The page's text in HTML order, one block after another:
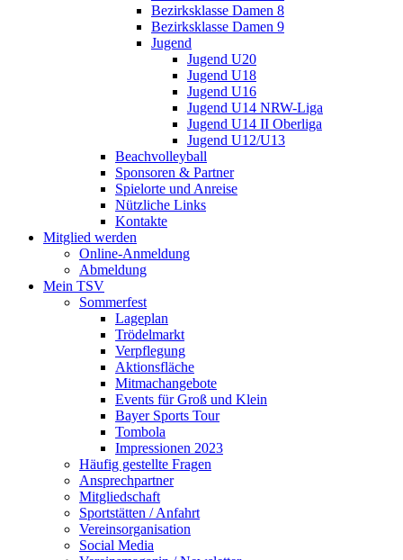
Bezirksklasse Damen 8
Bezirksklasse Damen 9
Jugend
Jugend U20
Jugend U18
Jugend U16
Jugend U14 NRW-Liga
Jugend U14 II Oberliga
Jugend U12/U13
Beachvolleyball
Sponsoren & Partner
Spielorte und Anreise
Nützliche Links
Kontakte
Mitglied werden
Online-Anmeldung
Abmeldung
Mein TSV
Sommerfest
Lageplan
Trödelmarkt
Verpflegung
Aktionsfläche
Mitmachangebote
Events für Groß und Klein
Bayer Sports Tour
Tombola
Impressionen 2023
Häufig gestellte Fragen
Ansprechpartner
Mitgliedschaft
Sportstätten / Anfahrt
Vereinsorganisation
Social Media